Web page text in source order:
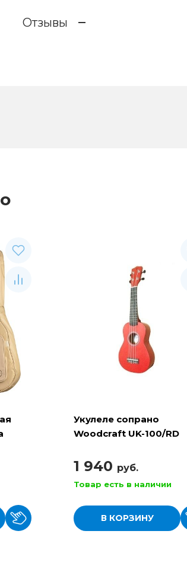
Отзывы
Укулеле сопрано
Woodcraft UK-100/RD
1 940 руб.
Товар есть в наличии
В КОРЗИНУ